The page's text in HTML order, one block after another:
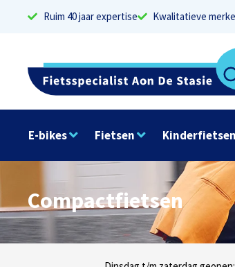
Ruim 40 jaar expertise Kwalitatieve
E-bikes Fietsen Kinderfietsen
Compactfietsen